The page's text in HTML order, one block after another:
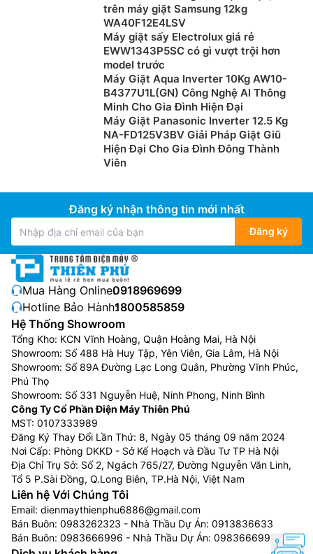
trên máy giặt Samsung 12kg
WA40F12E4LSV
Máy giặt sấy Electrolux giá rẻ
EWW1343P5SC có gì vượt trội hơn
model trước
Máy Giặt Aqua Inverter 10Kg AW10-
B4377U1L(GN) Công Nghệ AI Thông
Minh Cho Gia Đình Hiện Đại
Máy Giặt Panasonic Inverter 12.5 Kg
NA-FD125V3BV Giải Pháp Giặt Giũ
Hiện Đại Cho Gia Đình Đông Thành
Viên
Đăng ký nhận thông tin mới nhất
Đăng ký
Mua Hàng Online:0918969699
Hotline Bảo Hành:1800585859
Hệ Thống Showroom
Tổng Kho: KCN Vĩnh Hoàng, Quận Hoàng Mai, Hà Nội
Showroom: Số 488 Hà Huy Tập, Yên Viên, Gia Lâm, Hà Nội
Showroom: Số 89A Đường Lạc Long Quân, Phường Vĩnh Phúc,
Phú Thọ
Showroom: Số 331 Nguyễn Huệ, Ninh Phong, Ninh Bình
Công Ty Cổ Phần Điện Máy Thiên Phú
MST: 0107333989
Đăng Ký Thay Đổi Lần Thứ: 8, Ngày 05 tháng 09 năm 2024
Nơi Cấp: Phòng DKKD - Sở Kế Hoạch và Đầu Tư TP Hà Nội
Địa Chỉ Trụ Sở: Số 2, Ngách 765/27, Đường Nguyễn Văn Linh,
Tổ 5 P.Sài Đồng, Q.Long Biên, TP.Hà Nội, Việt Nam
Liên hệ Với Chúng Tôi
Email: dienmaythienphu6886@gmail.com
Bán Buôn: 0983262323 - Nhà Thầu Dự Án: 0913836633
Bán Buôn: 0983666996 - Nhà Thầu Dự Án: 0983666996